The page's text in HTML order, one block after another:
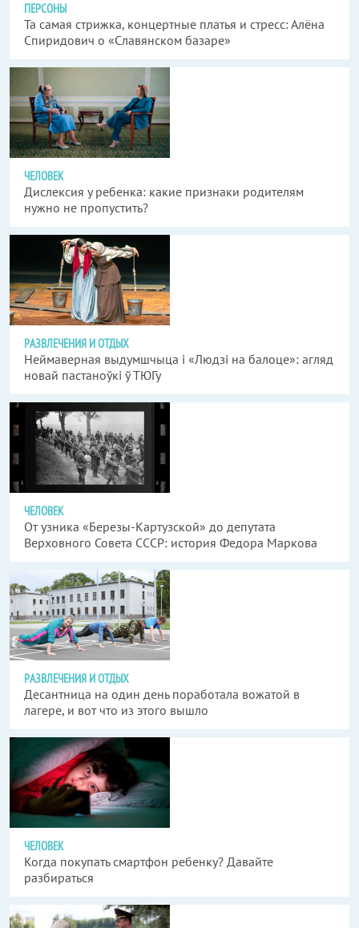
ПЕРСОНЫ
Та самая стрижка, концертные платья и стресс: Алёна
Спиридович о «Славянском базаре»
ЧЕЛОВЕК
Дислексия у ребенка: какие признаки родителям
нужно не пропустить?
РАЗВЛЕЧЕНИЯ И ОТДЫХ
Неймаверная выдумшчыца і «Людзі на балоце»: агляд
новай пастаноўкі ў ТЮГу
ЧЕЛОВЕК
От узника «Березы-Картузской» до депутата
Верховного Совета СССР: история Федора Маркова
РАЗВЛЕЧЕНИЯ И ОТДЫХ
Десантница на один день поработала вожатой в
лагере, и вот что из этого вышло
ЧЕЛОВЕК
Когда покупать смартфон ребенку? Давайте
разбираться